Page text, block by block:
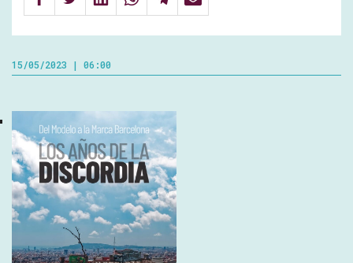
15/05/2023 | 06:00